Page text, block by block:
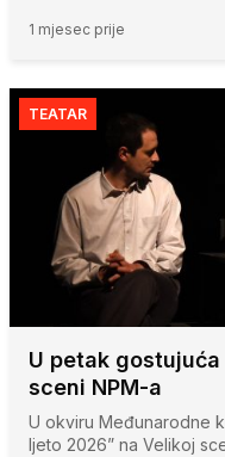
1 mjesec prije
TEATAR
U petak
sceni NPM-a
U okviru Međunarodne
ljeto 2026” na Velikoj